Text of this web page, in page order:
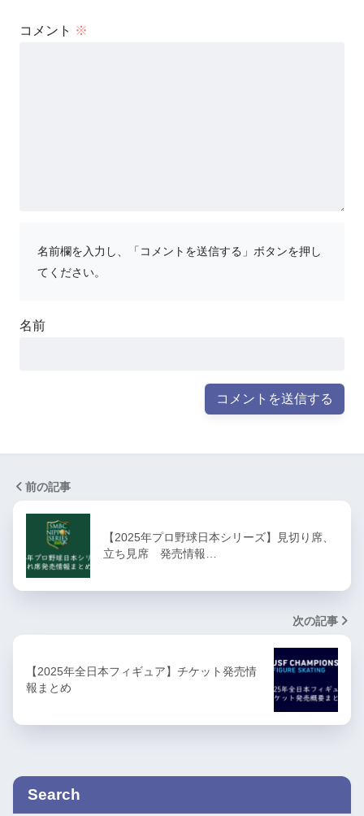
コメント ※
名前欄を入力し、「コメントを送信する」ボタンを押し
てください。
名前
前の記事
【2025年プロ野球日本シリーズ】見切り席、
立ち見席 発売情報…
次の記事
【2025年全日本フィギュア】チケット発売情
報まとめ
Search